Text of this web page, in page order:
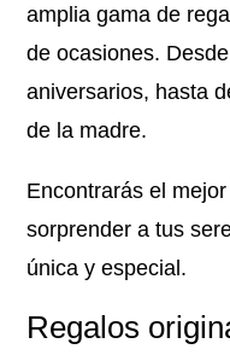
amplia gama de
de ocasiones.
aniversarios, hasta
de la madre.
Encontrarás el
sorprender a tus
única y especial.
Regalos